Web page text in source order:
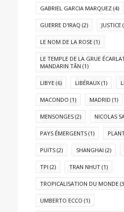
GABRIEL GARCIA MARQUEZ (4)
GUERRE D'IRAQ (2) JUSTICE
LE NOM DE LA ROSE (1)
LE TEMPLE DE LA GRUE
MANDARIN TÂN (1)
LIBYE (6) LIBÉRAUX (1)
MACONDO (1) MADRID (1)
MENSONGES (2) NICOLAS
PAYS ÉMERGENTS (1)
PUITS (2) SHANGHAI (2)
TPI (2) TRAN NHUT (1)
TROPICALISATION DU MONDE
UMBERTO ECCO (1)